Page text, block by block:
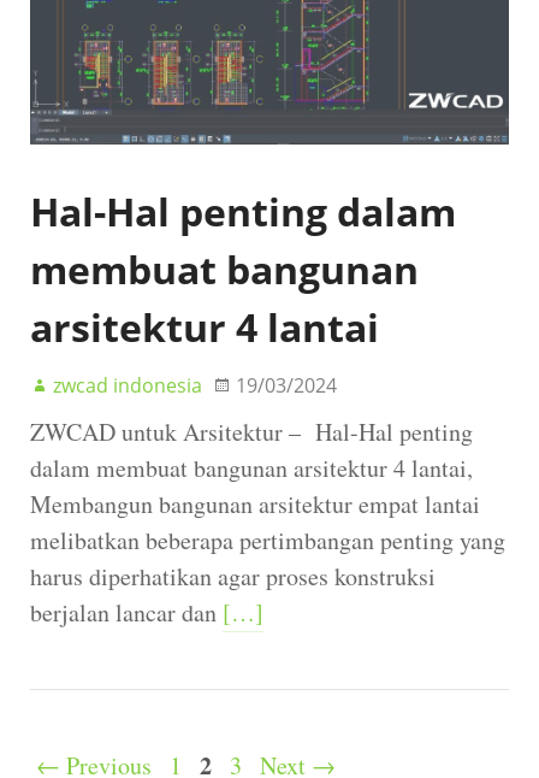
Hal-Hal penting dalam
membuat bangunan
arsitektur 4 lantai
zwcad indonesia 19/03/2024
ZWCAD untuk Arsitektur – Hal-Hal penting
dalam membuat bangunan arsitektur 4 lantai,
Membangun bangunan arsitektur empat lantai
melibatkan beberapa pertimbangan penting yang
harus diperhatikan agar proses konstruksi
berjalan lancar dan […]
← Previous 1 2 3 Next →